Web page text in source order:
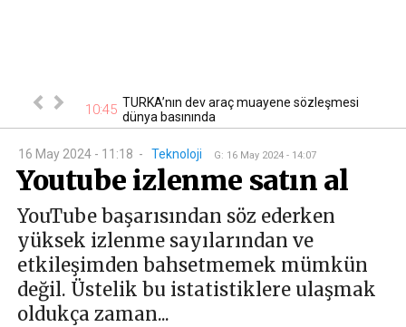
İzmit’te 10:45 TURKA’nın dev araç muayene sözleşmesi
dünya basınında
16 May 2024 - 11:18 - Teknoloji G: 16 May 2024 - 14:07
Youtube izlenme satın al
YouTube başarısından söz ederken
yüksek izlenme sayılarından ve
etkileşimden bahsetmemek mümkün
değil. Üstelik bu istatistiklere ulaşmak
oldukça zaman...